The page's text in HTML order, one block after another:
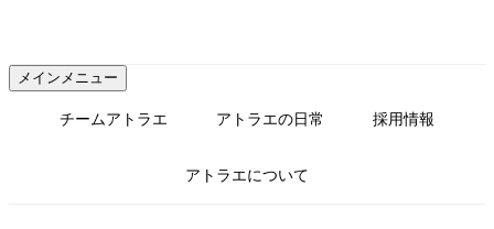
テ
ン
メインメニュー
チームアトラエ アトラエの日常 採用情報
アトラエについて